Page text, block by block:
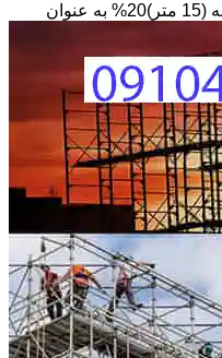
مبنای محاسبه داربستی که بصورت حفاظ در ارتفاع نصب می­گردد بصورت طول کار در عرض در حداقل ارتفاع 6 متر بر مبنای ریالی بند 2 محاسبه می گردد و بالاتر از 5 طبقه (15 متر)20% به عنوان